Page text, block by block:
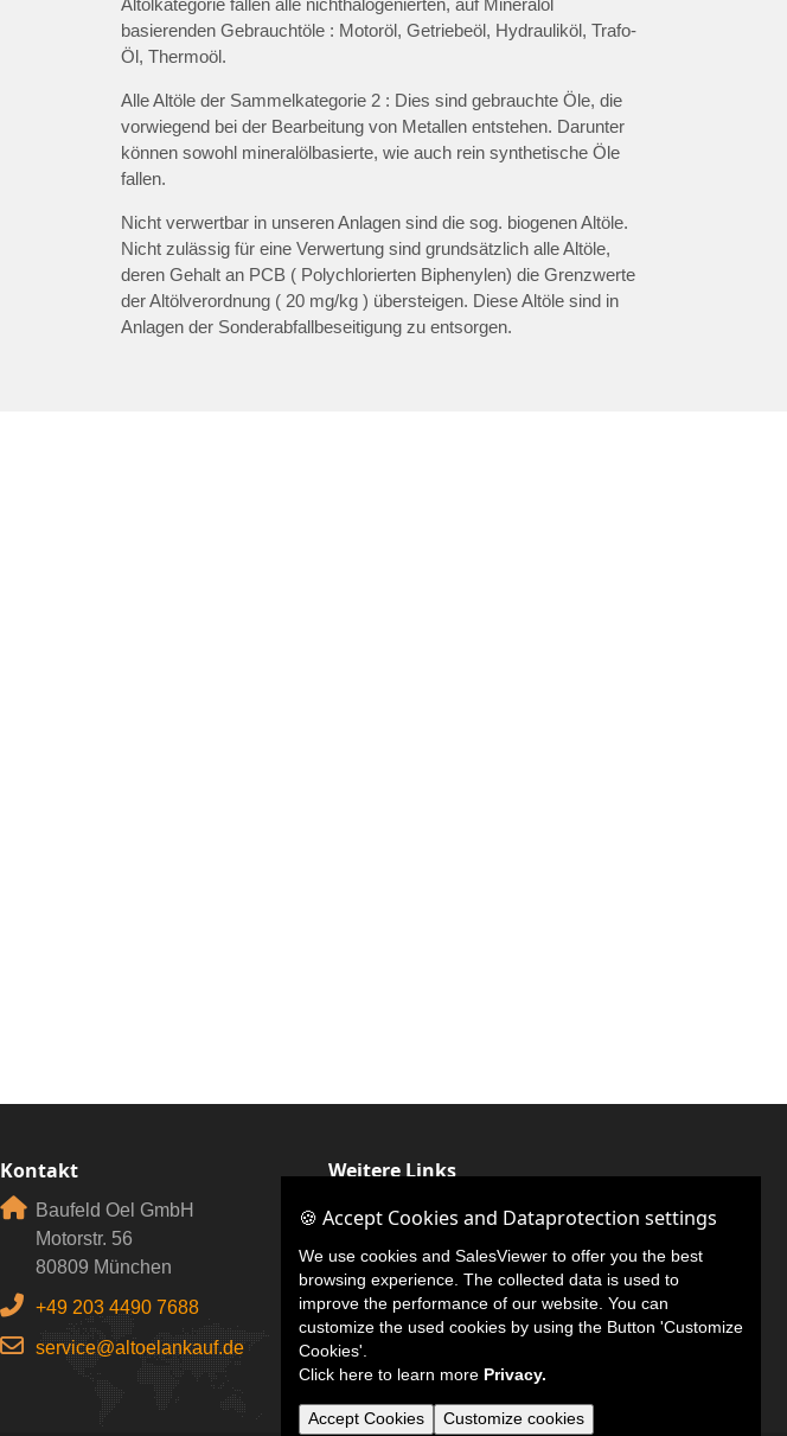
Altölkategorie fallen alle nichthalogenierten, auf Mineralöl
basierenden Gebrauchtöle : Motoröl, Getriebeöl, Hydrauliköl, Trafo-
Öl, Thermoöl.
Alle Altöle der Sammelkategorie 2 : Dies sind gebrauchte Öle, die
vorwiegend bei der Bearbeitung von Metallen entstehen. Darunter
können sowohl mineralölbasierte, wie auch rein synthetische Öle
fallen.
Nicht verwertbar in unseren Anlagen sind die sog. biogenen Altöle.
Nicht zulässig für eine Verwertung sind grundsätzlich alle Altöle,
deren Gehalt an PCB ( Polychlorierten Biphenylen) die Grenzwerte
der Altölverordnung ( 20 mg/kg ) übersteigen. Diese Altöle sind in
Anlagen der Sonderabfallbeseitigung zu entsorgen.
Kontakt
Baufeld Oel GmbH
Motorstr. 56
80809 München
+49 203 4490 7688
service@altoelankauf.de
Weitere Links
LinkedIn
🍪 Accept Cookies and Dataprotection settings
We use cookies and SalesViewer to offer you the best
browsing experience. The collected data is used to
improve the performance of our website. You can
customize the used cookies by using the Button 'Customize
Cookies'.
Click here to learn more Privacy.
Accept Cookies Customize cookies
🍪 Accept Cookies and Dataprotection settings
We use cookies and SalesViewer to offer you the best
browsing experience. The collected data is used to
improve the performance of our website. You can
customize the used cookies by using the Button 'Customize
Cookies'.
Click here to learn more Privacy.
Accept Cookies Customize cookies